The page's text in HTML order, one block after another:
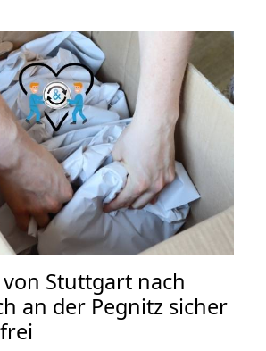
Stuttgart nach
an der Pegnitz sicher